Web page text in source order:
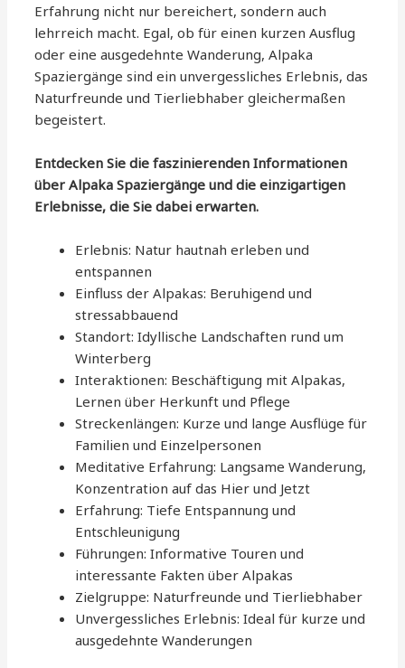
Erfahrung nicht nur bereichert, sondern auch
lehrreich macht. Egal, ob für einen kurzen Ausflug
oder eine ausgedehnte Wanderung, Alpaka
Spaziergänge sind ein unvergessliches Erlebnis, das
Naturfreunde und Tierliebhaber gleichermaßen
begeistert.
Entdecken Sie die faszinierenden Informationen
über Alpaka Spaziergänge und die einzigartigen
Erlebnisse, die Sie dabei erwarten.
Erlebnis: Natur hautnah erleben und
entspannen
Einfluss der Alpakas: Beruhigend und
stressabbauend
Standort: Idyllische Landschaften rund um
Winterberg
Interaktionen: Beschäftigung mit Alpakas,
Lernen über Herkunft und Pflege
Streckenlängen: Kurze und lange Ausflüge für
Familien und Einzelpersonen
Meditative Erfahrung: Langsame Wanderung,
Konzentration auf das Hier und Jetzt
Erfahrung: Tiefe Entspannung und
Entschleunigung
Führungen: Informative Touren und
interessante Fakten über Alpakas
Zielgruppe: Naturfreunde und Tierliebhaber
Unvergessliches Erlebnis: Ideal für kurze und
ausgedehnte Wanderungen